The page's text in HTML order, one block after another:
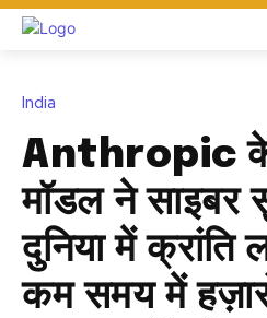
India
Anthropic
मॉडल ने साइबर
दुनिया में क्रांति
कम समय में